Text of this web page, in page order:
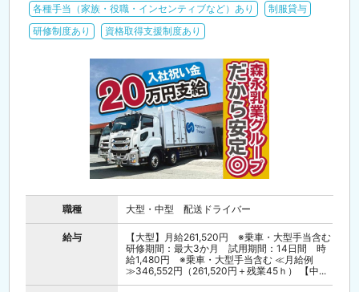
各種手当（家族・役職・インセンティブなど）あり
制服貸与
研修制度あり
資格取得支援制度あり
職種 大型・中型 配送ドライバー
給与
【大型】月給261,520円 ※乗車・大型手当含む
研修期間：最大3か月 試用期間：14日間 時
給1,480円 ※乗車・大型手当含む ≪月給例
≫346,552円（261,520円＋残業45ｈ） 【中...